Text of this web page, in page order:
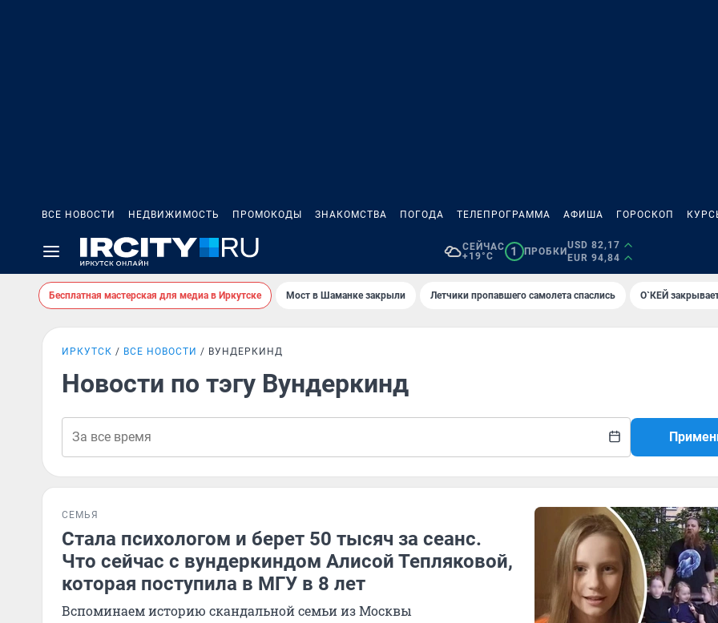
ВСЕ НОВОСТИ НЕДВИЖИМОСТЬ ПРОМОКОДЫ ЗНАКОМСТВА ПОГОДА ТЕЛЕПРОГРАММА АФИША ГОРОСКОП
СЕЙЧАС
+19°C
1 ПРОБКИ
USD 82,17
EUR 94,84
Бесплатная мастерская для медиа в Иркутске Мост в Шаманке закрыли Летчики пропавшего самолета спаслись О`КЕЙ
ИРКУТСК ВСЕ НОВОСТИ ВУНДЕРКИНД
Новости по тэгу Вундеркинд
СЕМЬЯ
Стала психологом и берет 50 тысяч за сеанс.
Что сейчас с вундеркиндом Алисой Тепляковой,
которая поступила в МГУ в 8 лет
Вспоминаем историю скандальной семьи из Москвы